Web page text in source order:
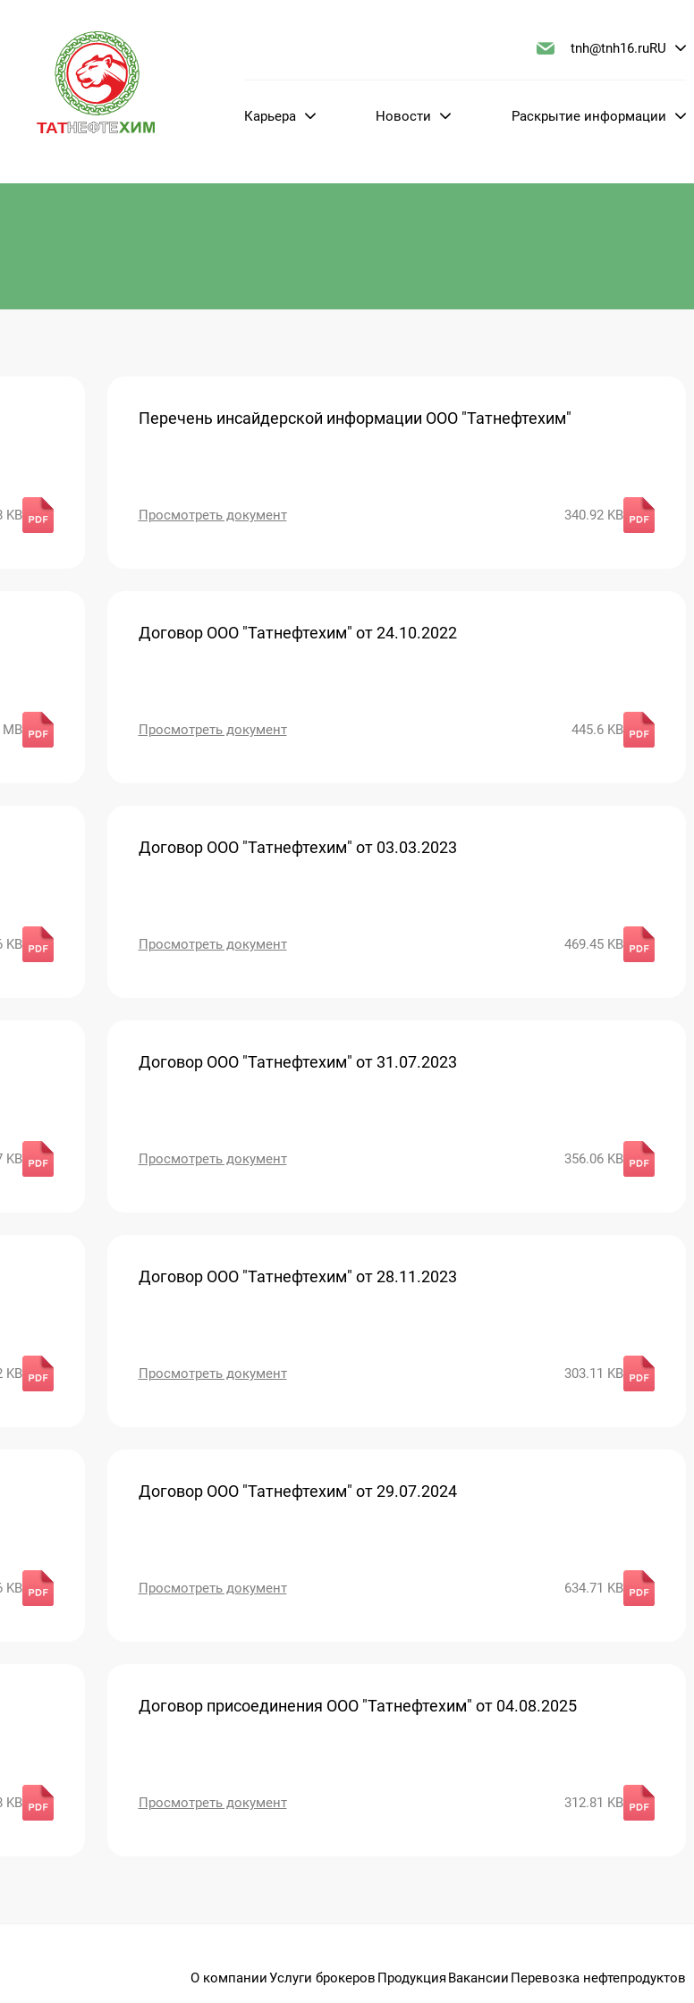
tnh@tnh16.ruRU
Карьера Новости Раскрытие информации
KB
Перечень инсайдерской информации ООО "Татнефтехим"
Просмотреть документ 340.92 KB
MB
Договор ООО "Татнефтехим" от 24.10.2022
Просмотреть документ 445.6 KB
KB
Договор ООО "Татнефтехим" от 03.03.2023
Просмотреть документ 469.45 KB
KB
Договор ООО "Татнефтехим" от 31.07.2023
Просмотреть документ 356.06 KB
KB
Договор ООО "Татнефтехим" от 28.11.2023
Просмотреть документ 303.11 KB
KB
Договор ООО "Татнефтехим" от 29.07.2024
Просмотреть документ 634.71 KB
KB
Договор присоединения ООО "Татнефтехим" от 04.08.2025
Просмотреть документ 312.81 KB
О компанииУслуги брокеров Продукция Вакансии Перевозка нефтепродуктов